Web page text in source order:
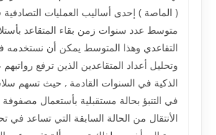
( الماصة ) إحدى أساليب العمليات
متوسط عدد سنوات زمن بقاء المتقاعد
التقاعدي وهذا المتوسط يمكن أن نستخدمه
وتحليل أعداد المتقاعدين الذين ترفع
الذكية في السنوات القادمة , حيث تسهم
في التنبؤ بحالة مستقبلية بأستعمال مصفوفة
الأنتقال من الحالة السابقة التي تساعد في